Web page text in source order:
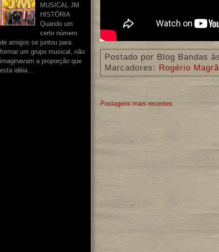
MUSICAL JM
HISTÓRIA
Quando um
certo número
de amigos se juntou para
formar um grupo musical, não
imaginavam a proporção que
esta idéia...
Postado por Blog Bandas
Marcadores:
Rogério
Postagens mais recentes